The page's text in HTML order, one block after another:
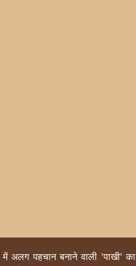
में अलग पहचान बनाने वाली 'पाखी' का